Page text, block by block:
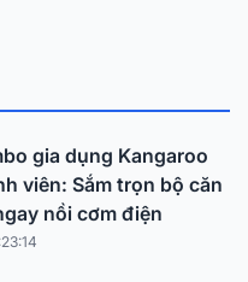
gia dụng Kangaroo
viên: Sắm trọn bộ căn
nồi cơm điện